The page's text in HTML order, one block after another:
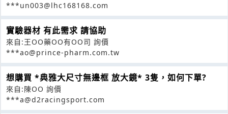
***un003@lhc168168.com
實驗器材 有此需求 請協助
來自:王OO藥OO有OO司 詢價
***ao@prince-pharm.com.tw
想購買 *典雅大尺寸無邊框 放大鏡* 3隻，如何下單?
來自:陳OO 詢價
***a@d2racingsport.com